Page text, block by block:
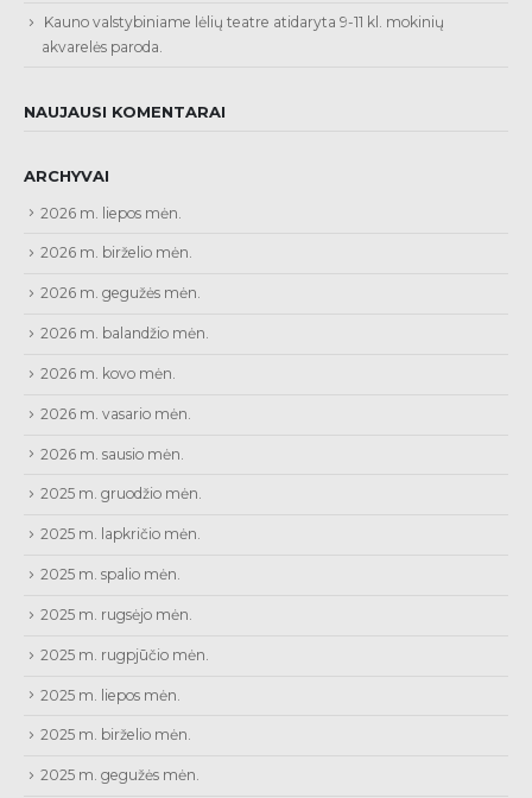
Kauno valstybiniame lėlių teatre atidaryta 9-11 kl. mokinių
akvarelės paroda.
NAUJAUSI KOMENTARAI
ARCHYVAI
2026 m. liepos mėn.
2026 m. birželio mėn.
2026 m. gegužės mėn.
2026 m. balandžio mėn.
2026 m. kovo mėn.
2026 m. vasario mėn.
2026 m. sausio mėn.
2025 m. gruodžio mėn.
2025 m. lapkričio mėn.
2025 m. spalio mėn.
2025 m. rugsėjo mėn.
2025 m. rugpjūčio mėn.
2025 m. liepos mėn.
2025 m. birželio mėn.
2025 m. gegužės mėn.